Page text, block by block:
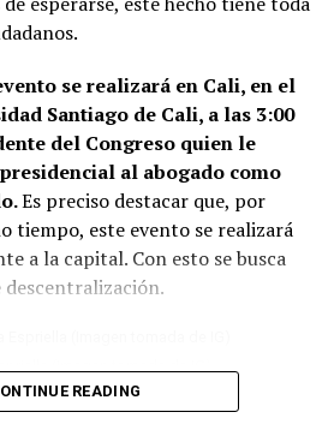
a deshacerse de la ropa que
el closet, conservar estas
la sensación de renovación
todos los detalles de cómo
de Abelardo de la
perder vitalidad.
se realizará en Cali, en el
Santiago de Cali, a las 3:00
del Congreso quien le
al abogado como
Es preciso destacar que, por
tiempo, este evento se realizará
a la capital. Con esto se busca
descentralización.
READING